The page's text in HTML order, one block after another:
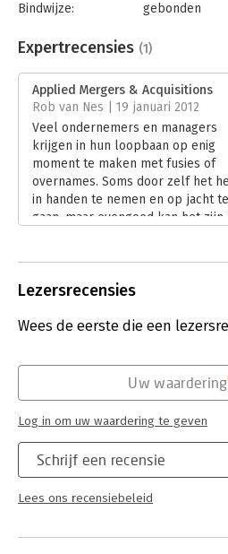
Bindwijze:
gebonden
Uitgever:
John Wiley &
Hoofdrubriek:
Financieel
Expertrecensies (1)
Applied Mergers & Acquisitions
Rob van Nes | 19 januari 2012
Veel ondernemers en managers
krijgen in hun loopbaan op enig
moment te maken met fusies of
overnames. Soms door zelf het
in handen te nemen en op jacht te
gaan, maar evengoed kan het zijn
of zal zijn, het is dan zeer aan te
in de theorieën, het metier en de
Robert Bruner staat wereldwijd
bekend als een toonaangevend
handboek en is dan ook een
uitstekend startpunt.
Lezersrecensies
Wees de eerste die een
Schrijf een recensie
Lees ons recensiebeleid
Uw waardering
Log in om uw waardering te geven